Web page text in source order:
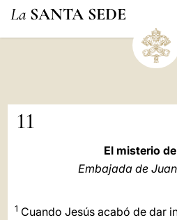
La SANTA SEDE
11
El misterio
Embajada de
1 Cuando Jesús acabó de dar